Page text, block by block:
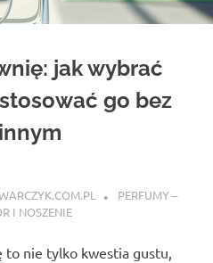
jak wybrać
go bez
PERFUMY –
I NOSZENIE
to nie tylko kwestia gustu,